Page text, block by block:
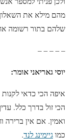
מהם מילא את
שלהם בתור רשומה
– – – – –
יוסי גאריאני אומר:
הכי זול בדרך כלל.
ואמין. אם אין ברירה
כמוגיימינג לנד.